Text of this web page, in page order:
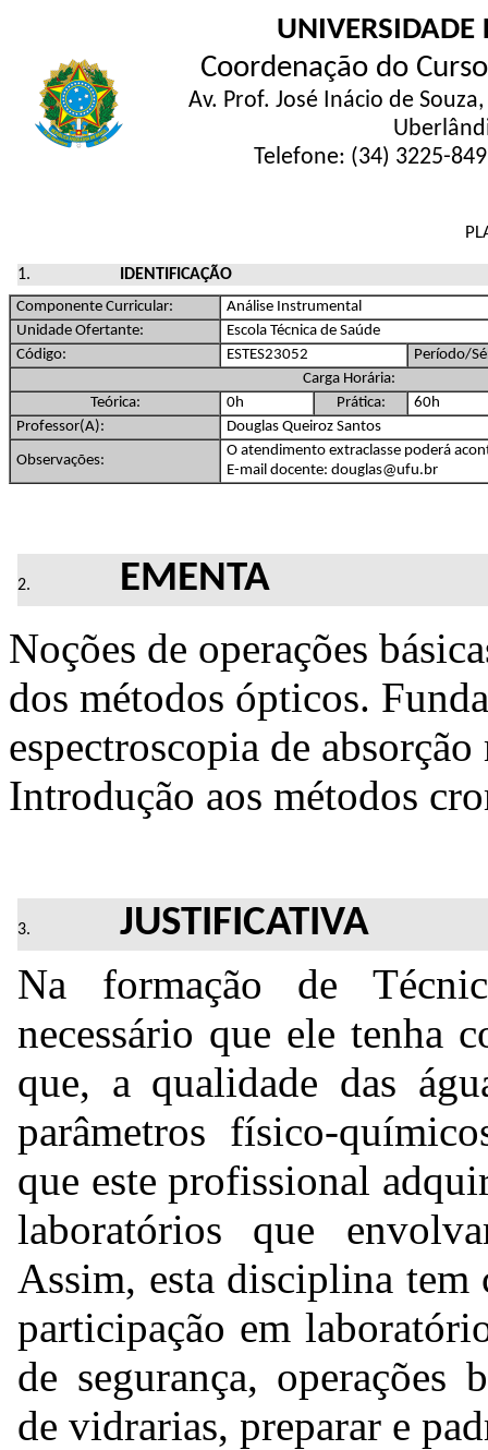
UNIVERSIDADE
Coordenação do
Av. Prof. José Inácio de
Telefone: (34) 3225-
IDENTIFICAÇÃO
Componente Curricular:
Análise Instrumental
Unidade Ofertante:
Escola Técnica de Saúde
Código:
ESTES23052
Período/
Carga Horária:
Teórica:
0h Prática:
60h
Professor(A):
Douglas Queiroz Santos
Observações:
O atendimento extraclasse poderá
E-mail docente: douglas@ufu.br
EMENTA
Noções de operações
dos métodos ópticos.
espectroscopia de
Introdução aos métodos
JUSTIFICATIVA
Na formação de
necessário que ele tenha
que, a qualidade das
parâmetros físico-
que este profissional
laboratórios que
Assim, esta disciplina
participação em
de segurança, operações
de vidrarias, preparar e